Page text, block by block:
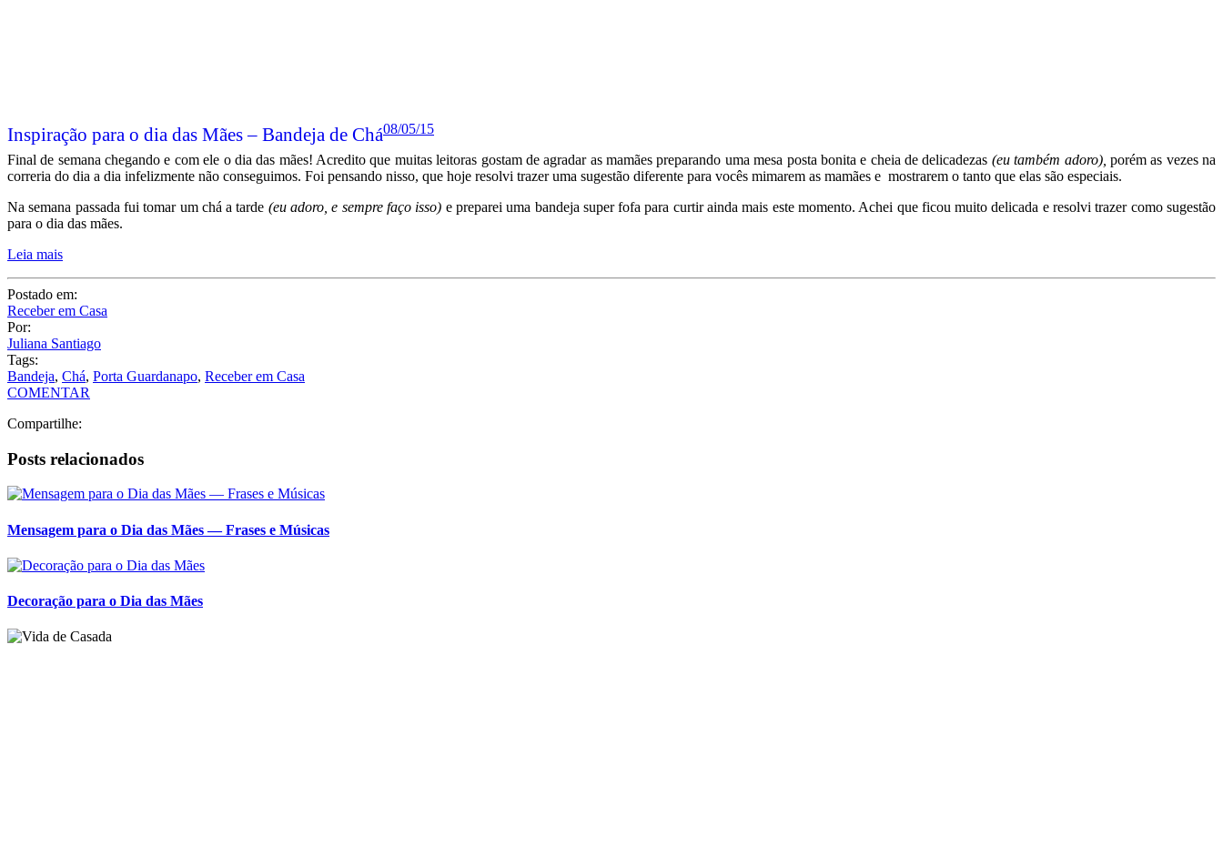
Inspiração para o dia das Mães – Bandeja de Chá
Final de semana chegando e com ele o dia das mães! Acredito que muitas leitoras gostam de agradar as mamães preparando uma mesa posta bonita e cheia de delicadezas
correria do dia a dia infelizmente não conseguimos. Foi pensando nisso, que hoje resolvi trazer uma sugestão diferente para vocês mimarem as mamães e mostrarem o tanto que elas são especiais.
para o dia das mães.
Postado em:
Receber em Casa
Por:
Juliana Santiago
Tags:
Bandeja
COMENTAR
Posts relacionados